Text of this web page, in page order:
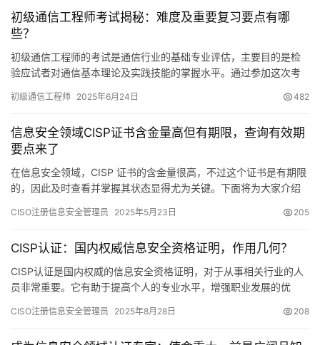
初级通信工程师考试揭秘：难度及重要复习要点有哪
些？
初级通信工程师的考试是通信行业的基础专业评估，主要目的是检
验应试者对通信基本理论及实践技能的掌握水平。通过参加这次考
有利。
初级通信工程师 2025年6月24日 482
信息安全领域CISP证书含金量高但有期限，查询有效期
要点来了
在信息安全领域，CISP 证书的含金量很高，不过这个证书是有期限
的，因此及时查看并掌握其状态显得尤为关键。下面将为大家介绍
CISO注册信息安全管理员 2025年5月23日 205
CISP认证：国内权威信息安全资格证明，作用几何？
CISP认证是国内权威的信息安全资格证明，对于从事相关行业的人
员非常重要。它有助于提高个人的专业水平，增强职业发展的优
CISO注册信息安全管理员 2025年8月28日 208